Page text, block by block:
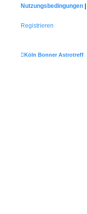
Nutzungsbedingungen |
Registrieren
Köln Bonner Astrotreff